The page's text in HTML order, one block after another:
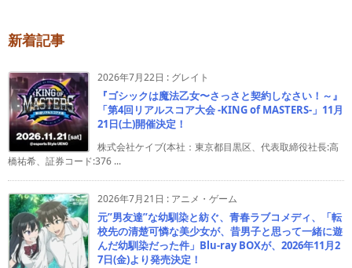
新着記事
2026年7月22日 : グレイト
『ゴシックは魔法乙女〜さっさと契約しなさい！～』
「第4回リアルスコア大会 -KING of MASTERS-」11月
21日(土)開催決定！
株式会社ケイブ(本社：東京都目黒区、代表取締役社長:高
橋祐希、証券コード:376 ...
2026年7月21日 : アニメ・ゲーム
元”男友達”な幼馴染と紡ぐ、青春ラブコメディ、「転
校先の清楚可憐な美少女が、昔男子と思って一緒に遊
んだ幼馴染だった件」Blu-ray BOXが、2026年11月2
7日(金)より発売決定！